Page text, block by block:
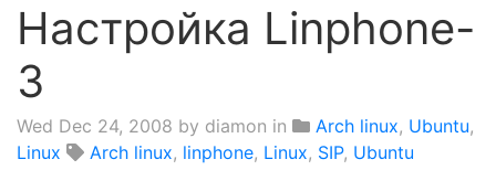
Настройка Linphone-
3
Wed Dec 24, 2008 by diamon in Arch linux, Ubuntu,
Linux
Arch linux, linphone, Linux, SIP, Ubuntu